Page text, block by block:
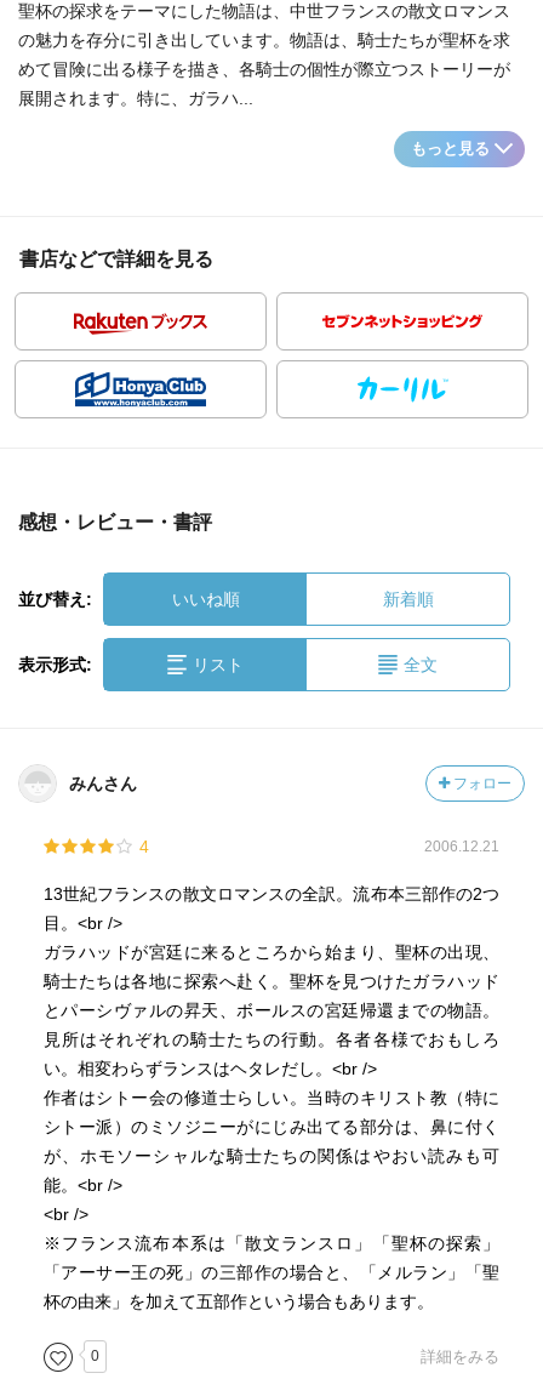
聖杯の探求をテーマにした物語は、中世フランスの散文ロマンス
の魅力を存分に引き出しています。物語は、騎士たちが聖杯を求
めて冒険に出る様子を描き、各騎士の個性が際立つストーリーが
展開されます。特に、ガラハ...
もっと見る
書店などで詳細を見る
感想・レビュー・書評
並び替え: いいね順 新着順
表示形式: リスト 全文
みんさん フォロー
4 2006.12.21
13世紀フランスの散文ロマンスの全訳。流布本三部作の2つ
目。<br />
ガラハッドが宮廷に来るところから始まり、聖杯の出現、
騎士たちは各地に探索へ赴く。聖杯を見つけたガラハッド
とパーシヴァルの昇天、ボールスの宮廷帰還までの物語。
見所はそれぞれの騎士たちの行動。各者各様でおもしろ
い。相変わらずランスはヘタレだし。<br />
作者はシトー会の修道士らしい。当時のキリスト教（特に
シトー派）のミソジニーがにじみ出てる部分は、鼻に付く
が、ホモソーシャルな騎士たちの関係はやおい読みも可
能。<br />
<br />
※フランス流布本系は「散文ランスロ」「聖杯の探索」
「アーサー王の死」の三部作の場合と、「メルラン」「聖
杯の由来」を加えて五部作という場合もあります。
0 詳細をみる